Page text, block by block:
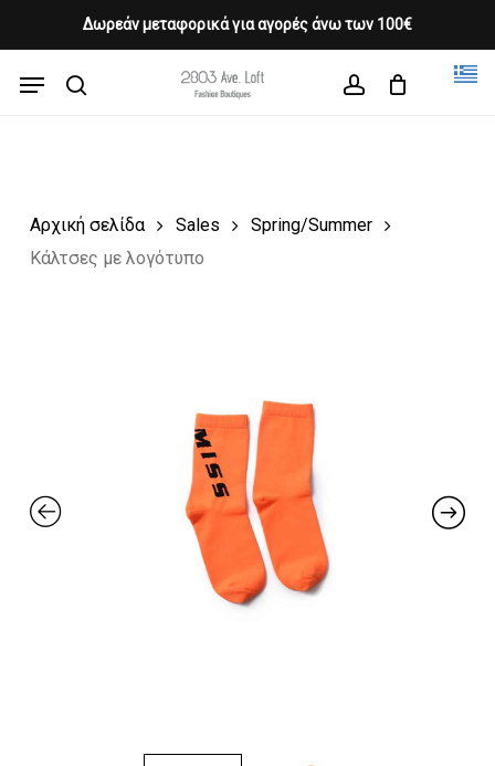
Δωρεάν μεταφορικά για αγορές άνω των 100€
content
Menu
Cart CLOSE
CART
Αρχική σελίδα Sales
Spring/Summer
Κάλτσες με λογότυπο
Close